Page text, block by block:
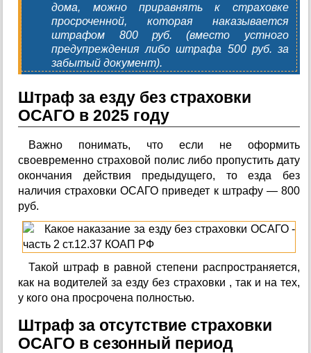
дома, можно приравнять к страховке
просроченной, которая наказывается
штрафом 800 руб. (вместо устного
предупреждения либо штрафа 500 руб. за
забытый документ).
Штраф за езду без страховки
ОСАГО в 2025 году
Важно понимать, что если не оформить
своевременно страховой полис либо пропустить дату
окончания действия предыдущего, то езда без
наличия страховки ОСАГО приведет к штрафу — 800
руб.
Такой штраф в равной степени распространяется,
как на водителей за езду без страховки , так и на тех,
у кого она просрочена полностью.
Штраф за отсутствие страховки
ОСАГО в сезонный период